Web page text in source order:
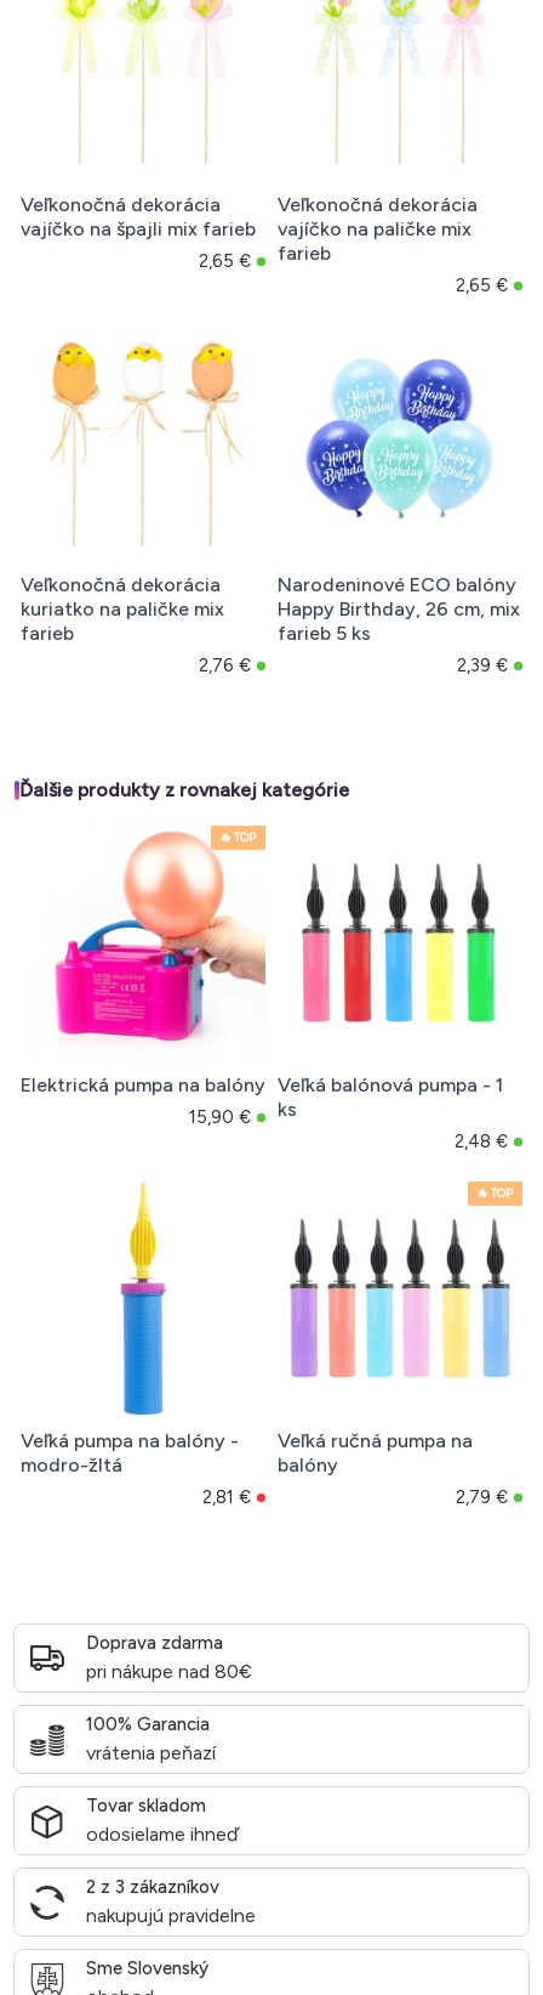
Veľkonočná dekorácia
vajíčko na špajli mix farieb
2,65 €
Veľkonočná dekorácia
vajíčko na paličke mix
farieb
2,65 €
Veľkonočná dekorácia
kuriatko na paličke mix
farieb
2,76 €
Narodeninové ECO balóny
Happy Birthday, 26 cm, mix
farieb 5 ks
2,39 €
Ďalšie produkty z rovnakej kategórie
🔥 TOP
Elektrická pumpa na balóny
15,90 €
Veľká balónová pumpa - 1
ks
2,48 €
Veľká pumpa na balóny -
modro-žltá
2,81 €
🔥 TOP
Veľká ručná pumpa na
balóny
2,79 €
Doprava zdarma
pri nákupe nad 80€
100% Garancia
vrátenia peňazí
Tovar skladom
odosielame ihneď
2 z 3 zákazníkov
nakupujú pravidelne
Sme Slovenský